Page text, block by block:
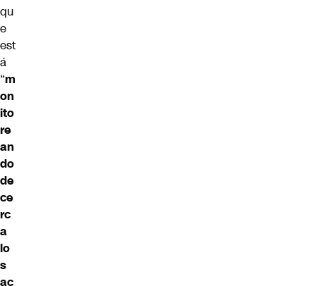
qu
e
est
á
“m
on
ito
re
an
do
de
ce
rc
a
lo
s
ac